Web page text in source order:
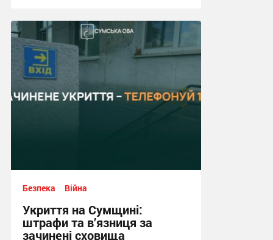
17:24, 14.07.2026
Безпека Війна
Укриття на Сумщині:
штрафи та в’язниця за
зачинені сховища